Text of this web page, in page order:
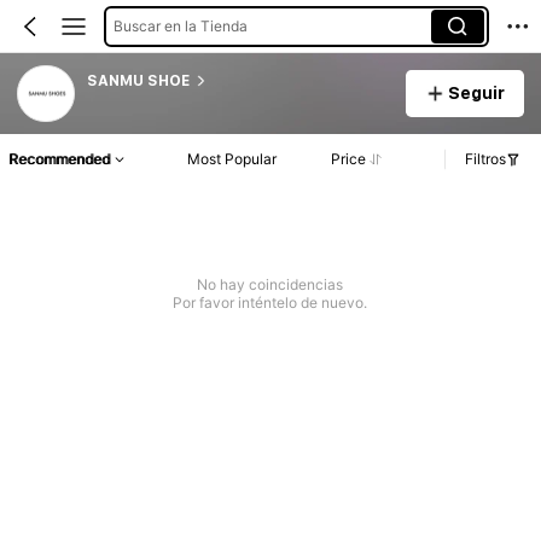
Buscar en la Tienda
SANMU SHOE
Seguir
Recommended Most Popular Price Filtros
No hay coincidencias
Por favor inténtelo de nuevo.